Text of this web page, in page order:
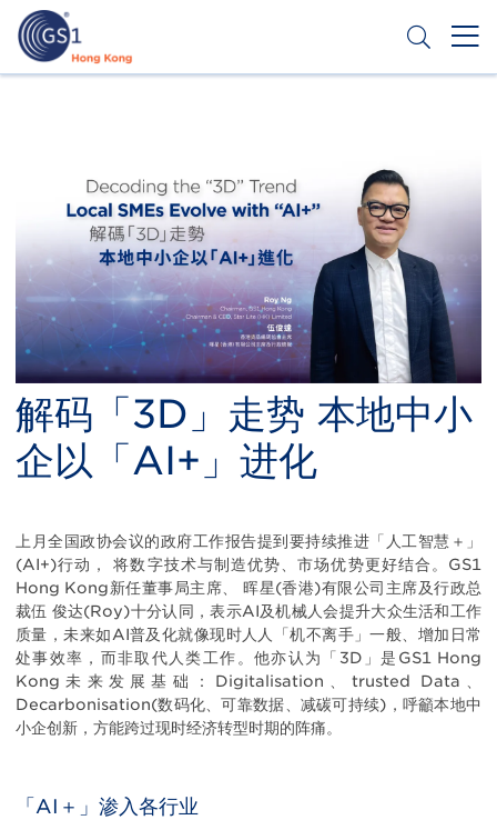
主
Menu
解码「3D」走势 本地中小
企以「AI+」进化
Body
上月全国政协会议的政府工作报告提到要持续推进「人工智慧＋」
(AI+)行动， 将数字技术与制造优势、市场优势更好结合。GS1
Hong Kong新任董事局主席、 晖星(香港)有限公司主席及行政总
裁伍 俊达(Roy)十分认同，表示AI及机械人会提升大众生活和工作
质量，未来如AI普及化就像现时人人「机不离手」一般、增加日常
处事效率，而非取代人类工作。他亦认为「3D」是GS1 Hong
Kong未来发展基础：Digitalisation、trusted Data、
Decarbonisation(数码化、可靠数据、减碳可持续)，呼籲本地中
小企创新，方能跨过现时经济转型时期的阵痛。
「AI＋」渗入各行业